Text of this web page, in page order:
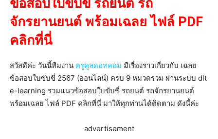
ข้อสอบใบขับขี่ รถยนต์ รถ
จักรยานยนต์ พร้อมเฉลย ไฟล์ PDF
คลิกที่นี่
สวัสดีค่ะ วันนี้ทีมงาน ครูคูลดอทคอม มีเรื่องราวเกี่ยวกับ เฉลย
ข้อสอบใบขับขี่ 2567 (ออนไลน์) ครบ 9 หมวดรวม ผ่านระบบ dlt
e-learning รวมแนวข้อสอบใบขับขี่ รถยนต์ รถจักรยานยนต์
พร้อมเฉลย ไฟล์ PDF คลิกที่นี่ มาให้ทุกท่านได้ติดตาม ดังนี้ค่ะ
advertisement